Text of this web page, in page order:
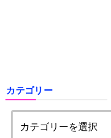
カテゴリー